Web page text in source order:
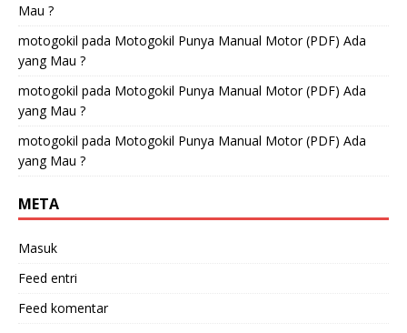
Mau ?
motogokil pada Motogokil Punya Manual Motor (PDF) Ada
yang Mau ?
motogokil pada Motogokil Punya Manual Motor (PDF) Ada
yang Mau ?
motogokil pada Motogokil Punya Manual Motor (PDF) Ada
yang Mau ?
META
Masuk
Feed entri
Feed komentar